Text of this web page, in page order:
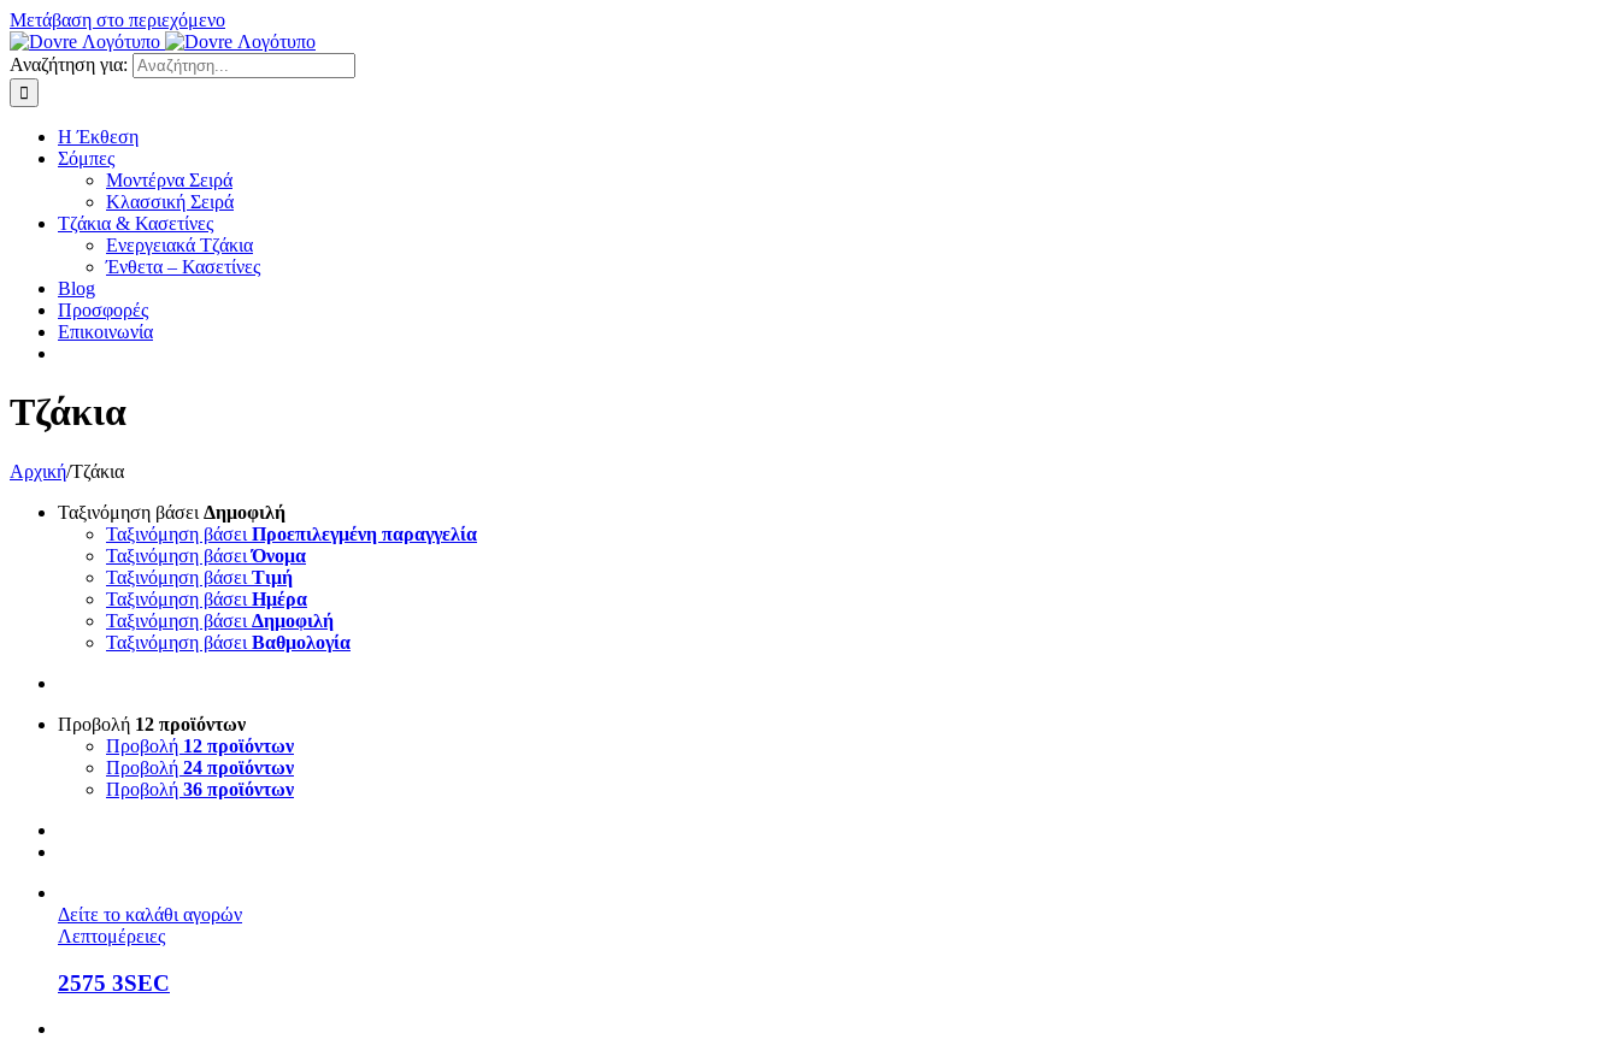
Μετάβαση στο περιεχόμενο
Αναζήτηση για:
Η Έκθεση
Σόμπες
Μοντέρνα Σειρά
Κλασσική Σειρά
Τζάκια & Κασετίνες
Ενεργειακά Τζάκια
Ένθετα – Κασετίνες
Blog
Προσφορές
Επικοινωνία
Τζάκια
Αρχική/Τζάκια
Ταξινόμηση βάσει Δημοφιλή
Ταξινόμηση βάσει Προεπιλεγμένη παραγγελία
Ταξινόμηση βάσειΌνομα
Ταξινόμηση βάσει Τιμή
Ταξινόμηση βάσει Ημέρα
Ταξινόμηση βάσει Δημοφιλή
Ταξινόμηση βάσει Βαθμολογία
Προβολή 12 προϊόντων
Προβολή 12 προϊόντων
Προβολή 24 προϊόντων
Προβολή 36 προϊόντων
Δείτε το καλάθι αγορών
Λεπτομέρειες
2575 3SEC